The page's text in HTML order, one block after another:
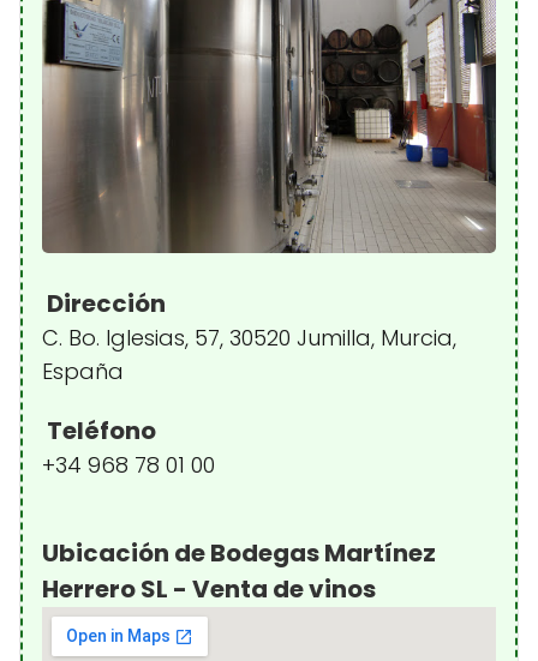
Dirección
C. Bo. Iglesias, 57, 30520 Jumilla, Murcia,
España
Teléfono
+34 968 78 01 00
Ubicación de Bodegas Martínez
Herrero SL - Venta de vinos